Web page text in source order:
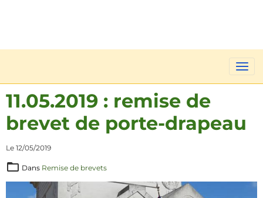
11.05.2019 : remise de
brevet de porte-drapeau
Le 12/05/2019
Dans Remise de brevets